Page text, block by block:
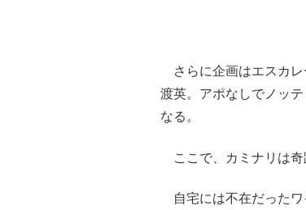
さらに企画はエスカレ
渡英。アポなしでノッ
なる。
ここで、カミナリは奇
自宅には不在だったワ